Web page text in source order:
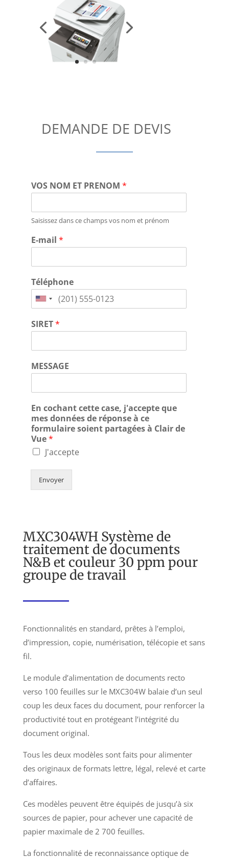
DEMANDE DE DEVIS
VOS NOM ET PRENOM *
Saisissez dans ce champs vos nom et prénom
E-mail *
Téléphone
SIRET*
MESSAGE
En cochant cette case, j'accepte que
mes données de réponse à ce
formulaire soient partagées à Clair de
Vue*
J'accepte
Envoyer
MXC304WH Système de
traitement de documents
N&B et couleur 30 ppm pour
groupe de travail
Fonctionnalités en standard, prêtes à l’emploi,
d’impression, copie, numérisation, télécopie et sans
fil.
Le module d’alimentation de documents recto
verso 100 feuilles sur le MXC304W balaie d’un seul
coup les deux faces du document, pour renforcer la
productivité tout en protégeant l’intégrité du
document original.
Tous les deux modèles sont faits pour alimenter
des originaux de formats lettre, légal, relevé et carte
d’affaires.
Ces modèles peuvent être équipés de jusqu’à six
sources de papier, pour achever une capacité de
papier maximale de 2 700 feuilles.
La fonctionnalité de reconnaissance optique de